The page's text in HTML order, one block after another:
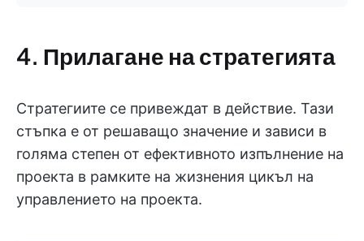
4. Прилагане на стратегията
Стратегиите се привеждат в действие. Тази
стъпка е от решаващо значение и зависи в
голяма степен от ефективното изпълнение на
проекта в рамките на жизнения цикъл на
управлението на проекта.